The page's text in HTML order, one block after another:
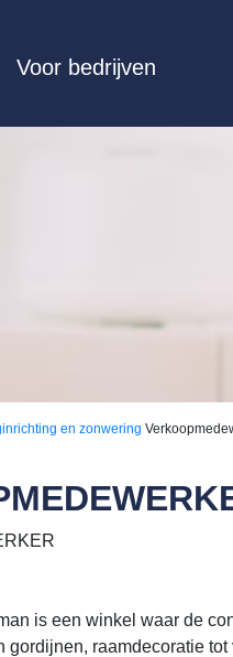
Voor bedrijven
en zonwering
is een winkel waar de
gordijnen, raamdecoratie